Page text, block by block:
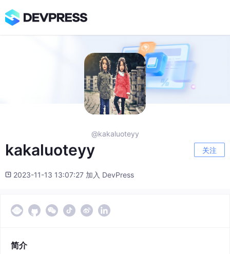
@kakaluoteyy
kakaluoteyy 关注
2023-11-13 13:07:27 加入 DevPress
简介